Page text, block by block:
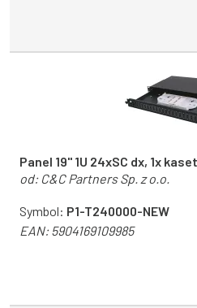
Panel 19" 1U 24xSC dx, 1x
od: C&C Partners Sp. z o.o.
Symbol: P1-T240000-NEW
EAN:5904169109985